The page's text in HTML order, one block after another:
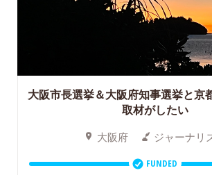
大阪市長選挙＆大阪府知事選挙と京
取材がしたい
大阪府 ジャーナリ
FUNDED